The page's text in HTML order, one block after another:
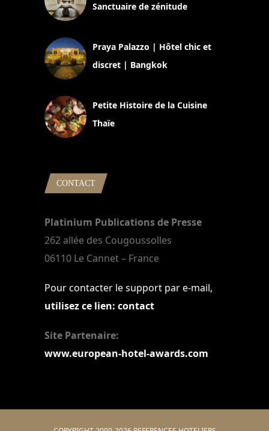
Sanctuaire de zénitude
Praya Palazzo | Hôtel chic et
discret | Bangkok
Petite Histoire de la Cuisine
Thaïe
CONTACT
Platinium Publications de Presse
262 allée des Cougoussolles
06110 Le Cannet – France
Pour contacter le support par e-mail,
utilisez ce lien: contact
Site Partenaire:
www.european-hotel-awards.com